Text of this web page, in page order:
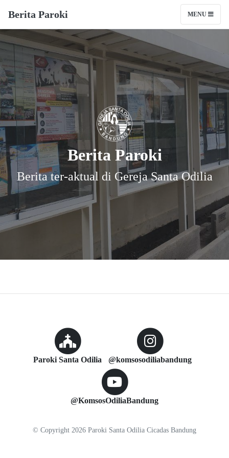
Berita Paroki MENU
Berita Paroki
Berita ter-aktual di Gereja Santa Odilia
Paroki Santa Odilia @komsosodiliabandung
@KomsosOdiliaBandung
© Copyright 2026 Paroki Santa Odilia Cicadas Bandung